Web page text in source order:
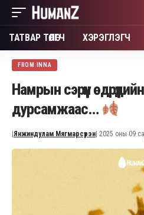
ТАТВАР ТӨЛӨГЧ ХЭРЭГЛЭГЧ
FROM INNA
Намрын сэрүүн
дурсамжаас…
Янжиндулам Мягмарсүрэн | 2025 оны 09